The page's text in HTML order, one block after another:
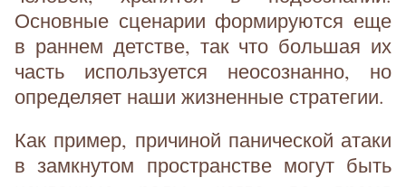
Основные сценарии формируются еще
в раннем детстве, так что большая их
часть используется неосознанно, но
определяет наши жизненные стратегии.
Как пример, причиной панической атаки
в замкнутом пространстве могут быть